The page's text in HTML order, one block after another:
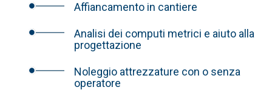
Affiancamento in cantiere
Analisi dei computi metrici e aiuto alla
progettazione
Noleggio attrezzature con o senza
operatore